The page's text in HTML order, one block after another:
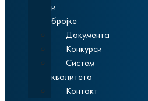
и
бројке
Документа
Конкурси
Систем
квалитета
Контакт